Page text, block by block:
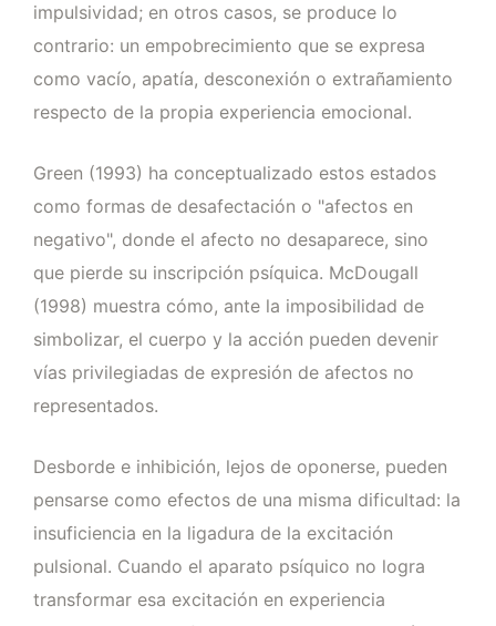
impulsividad; en otros casos, se produce lo
contrario: un empobrecimiento que se expresa
como vacío, apatía, desconexión o extrañamiento
respecto de la propia experiencia emocional.
Green (1993) ha conceptualizado estos estados
como formas de desafectación o "afectos en
negativo", donde el afecto no desaparece, sino
que pierde su inscripción psíquica. McDougall
(1998) muestra cómo, ante la imposibilidad de
simbolizar, el cuerpo y la acción pueden devenir
vías privilegiadas de expresión de afectos no
representados.
Desborde e inhibición, lejos de oponerse, pueden
pensarse como efectos de una misma dificultad: la
insuficiencia en la ligadura de la excitación
pulsional. Cuando el aparato psíquico no logra
transformar esa excitación en experiencia